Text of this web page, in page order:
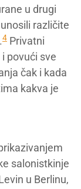
u drugi
različite
4 Privatni
povući sve
čak i kada
kakva je
salonistkinje
u Berlinu,